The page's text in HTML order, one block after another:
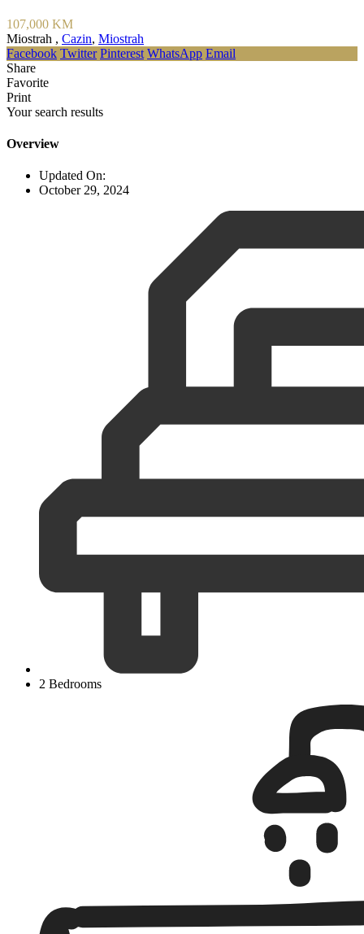
107,000 KM
Miostrah , Cazin, Miostrah
Facebook Twitter Pinterest WhatsApp Email
Share
Favorite
Print
Your search results
Overview
Updated On:
October 29, 2024
2 Bedrooms